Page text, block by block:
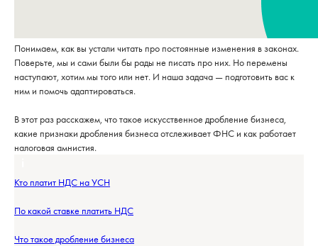
Понимаем, как вы устали читать про постоянные изменения в законах.
Поверьте, мы и сами были бы рады не писать про них. Но перемены
наступают, хотим мы того или нет. И наша задача — подготовить вас к
ним и помочь адаптироваться.
В этот раз расскажем, что такое искусственное дробление бизнеса,
какие признаки дробления бизнеса отслеживает ФНС и как работает
налоговая амнистия.
Кто платит НДС на УСН
По какой ставке платить НДС
Что такое дробление бизнеса